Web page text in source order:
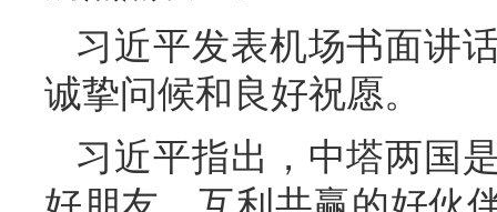
习近平发表机场书面讲
诚挚问候和良好祝愿。
习近平指出，中塔两国